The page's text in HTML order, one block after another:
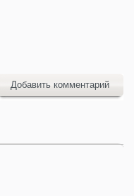
Добавить комментарий